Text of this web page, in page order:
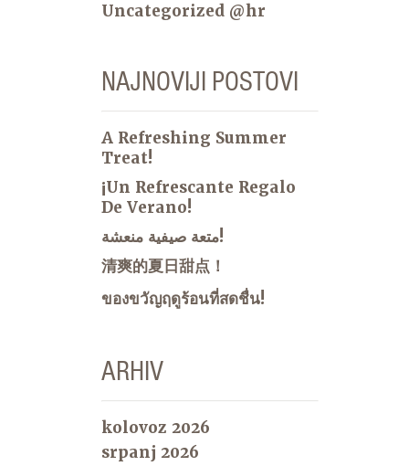
Uncategorized @hr
NAJNOVIJI POSTOVI
A Refreshing Summer
Treat!
¡Un Refrescante Regalo
De Verano!
متعة صيفية منعشة!
清爽的夏日甜点！
ของขวัญฤดูร้อนที่สดชื่น!
ARHIV
kolovoz 2026
srpanj 2026